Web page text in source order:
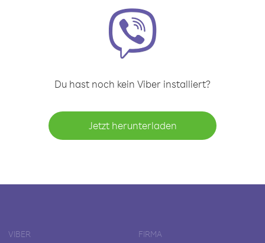
Du hast noch kein Viber installiert?
Jetzt herunterladen
VIBER FIRMA